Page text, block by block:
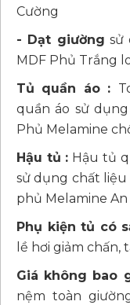
Cường
- Dạt giường sử
MDF Phủ Trắng
Tủ quần áo :
quần áo sử
Phủ Melamine
Hậu tủ : Hậu tủ
sử dụng chất liệu
phủ Melamine
Phụ kiện tủ có
lề hơi giảm chấn,
Giá không bao
nệm toàn